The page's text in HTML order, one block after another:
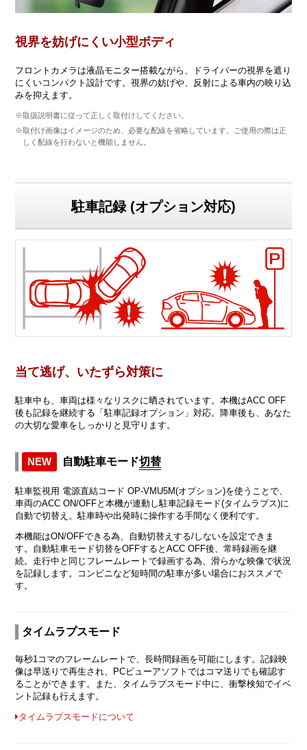
視界を妨げにくい小型ボディ
フロントカメラは液晶モニター搭載ながら、ドライバーの視界を遮り
にくいコンパクト設計です。視界の妨げや、反射による車内の映り込
みを抑えます。
※取扱説明書に従って正しく取付けしてください。
※取付け画像はイメージのため、必要な配線を省略しています。ご使用の際は正
しく配線を行わないと機能しません。
駐車記録 (オプション対応)
当て逃げ、いたずら対策に
駐車中も、車両は様々なリスクに晒されています。本機はACC OFF
後も記録を継続する「駐車記録オプション」対応。降車後も、あなた
の大切な愛車をしっかりと見守ります。
NEW 自動駐車モード切替
駐車監視用 電源直結コード OP-VMU5M(オプション)を使うことで、
車両のACC ON/OFFと本機が連動し駐車記録モード(タイムラプス)に
自動で切替え。駐車時や出発時に操作する手間なく便利です。
本機能はON/OFFできる為、自動切替えする/しないを設定できま
す。自動駐車モード切替をOFFするとACC OFF後、常時録画を継
続。走行中と同じフレームレートで録画する為、滑らかな映像で状況
を記録します。コンビニなど短時間の駐車が多い場合におススメで
す。
タイムラプスモード
毎秒1コマのフレームレートで、長時間録画を可能にします。記録映
像は早送りで再生され、PCビューアソフトではコマ送りでも確認す
ることができます。また、タイムラプスモード中に、衝撃検知でイベ
ント記録も行えます。
タイムラプスモードについて